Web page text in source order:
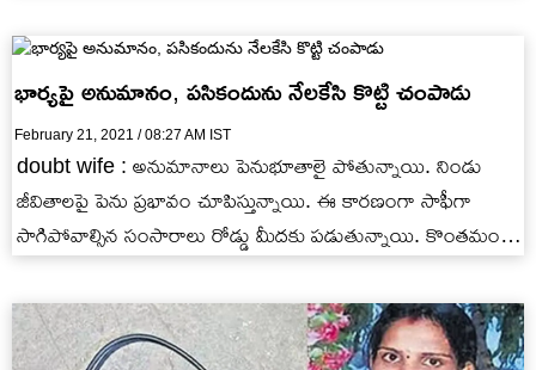
భార్యపై అనుమానం, పసికందును నేలకేసి కొట్టి చంపాడు
February 21, 2021 / 08:27 AM IST
doubt wife : అనుమానాలు పెనుభూతాలై పోతున్నాయి. నిండు
జీవితాలపై పెను ప్రభావం చూపిస్తున్నాయి. ఈ కారణంగా సాఫీగా
సాగిపోవాల్సిన సంసారాలు రోడ్డు మీదకు పడుతున్నాయి. కొంతమంది